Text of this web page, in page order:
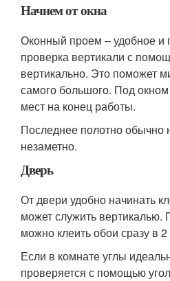
Начнем от окна
Оконный проем – удобное и
проверка вертикали с
вертикально. Это поможет
самого большого. Под
мест на конец работы.
Последнее полотно обычно
незаметно.
Дверь
От двери удобно начинать
может служить
можно клеить обои сразу в
Если в комнате углы
проверяется с помощью